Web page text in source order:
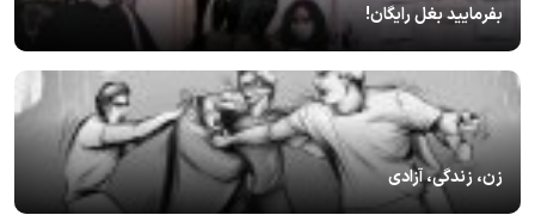
بفرمایید بغل رایگان!
زن، زندگی، آزادی